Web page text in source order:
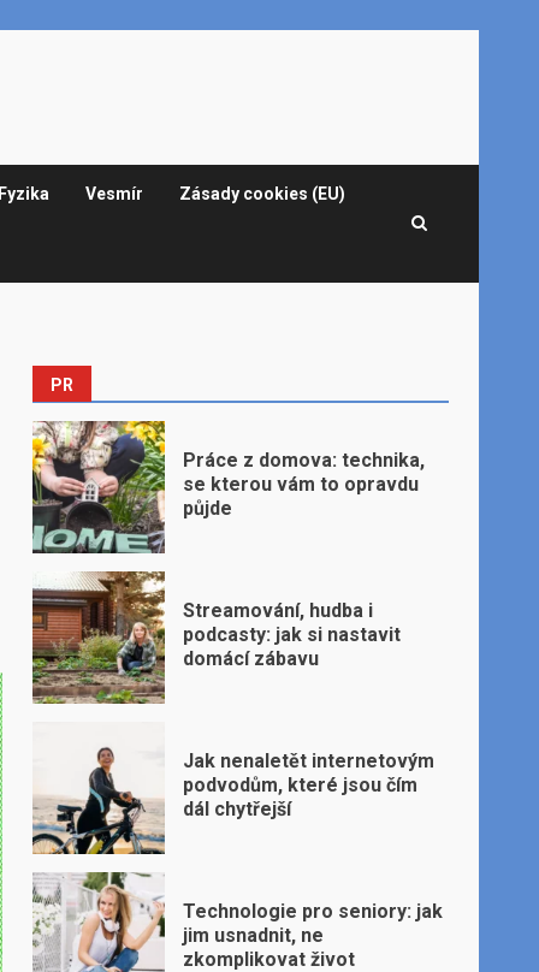
Fyzika Vesmír Zásady cookies (EU)
PR
Práce z domova: technika,
se kterou vám to opravdu
půjde
Streamování, hudba i
podcasty: jak si nastavit
domácí zábavu
Jak nenaletět internetovým
podvodům, které jsou čím
dál chytřejší
Technologie pro seniory: jak
jim usnadnit, ne
zkomplikovat život